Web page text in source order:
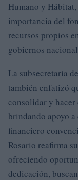
Humano y
importancia del
recursos propios
gobiernos
La subsecretaria
también enfatizó
consolidar y hacer
brindando apoyo
financiero
Rosario reafirma
ofreciendo
dedicación,